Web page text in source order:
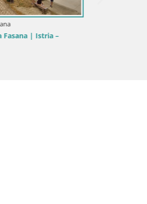
/ Draga di Moschiena
spiaggia – Draga di